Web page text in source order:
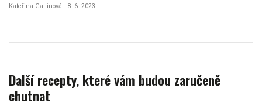
Kateřina Gallinová · 8. 6. 2023
Další recepty, které vám budou zaručeně
chutnat